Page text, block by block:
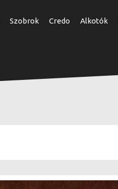
a
Szobrok Credo Alkotók